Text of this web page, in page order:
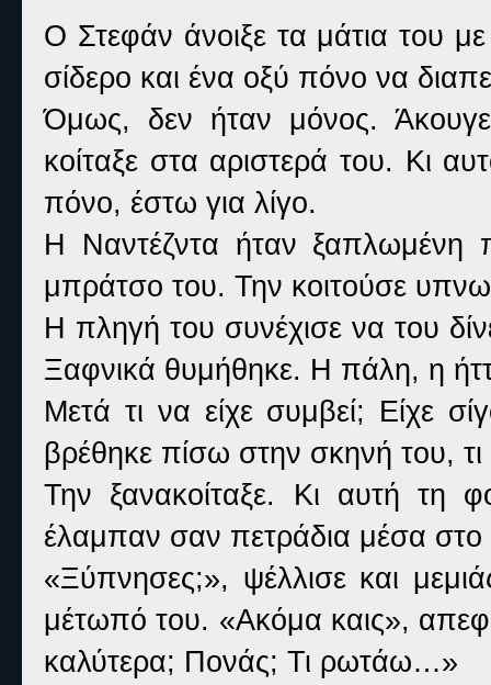
Ο Στεφάν άνοιξε τα μάτια του
σίδερο και ένα οξύ πόνο να
Όμως, δεν ήταν μόνος.
κοίταξε στα αριστερά του. Κι
πόνο, έστω για λίγο.
Η Ναντέζντα ήταν ξαπλωμένη
μπράτσο του. Την κοιτούσε
Η πληγή του συνέχισε να του
Ξαφνικά θυμήθηκε. Η πάλη, η
Μετά τι να είχε συμβεί; Είχε
βρέθηκε πίσω στην σκηνή του,
Την ξανακοίταξε. Κι αυτή τη
έλαμπαν σαν πετράδια μέσα στο
«Ξύπνησες;», ψέλλισε και
μέτωπό του. «Ακόμα καις»,
καλύτερα; Πονάς; Τι ρωτάω…»